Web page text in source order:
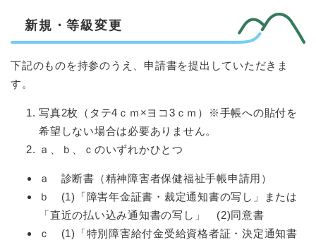
新規・等級変更
下記のものを持参のうえ、申請書を提出していただきま
す。
写真2枚（タテ4ｃｍ×ヨコ3ｃｍ）※手帳への貼付を
希望しない場合は必要ありません。
ａ、ｂ、ｃのいずれかひとつ
ａ 診断書（精神障害者保健福祉手帳申請用）
ｂ (1)「障害年金証書・裁定通知書の写し」または
「直近の払い込み通知書の写し」 (2)同意書
ｃ (1)「特別障害給付金受給資格者証・決定通知書